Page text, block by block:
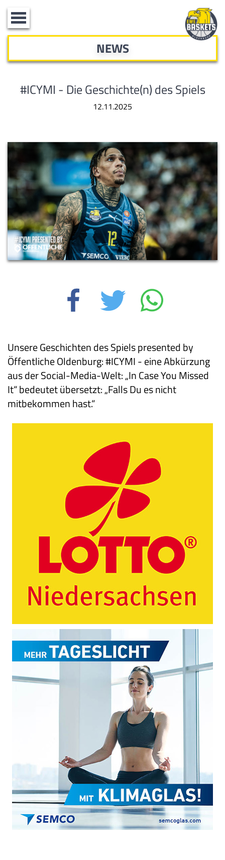
Toggle
navigation
NEWS
#ICYMI - Die Geschichte(n) des Spiels
12.11.2025
Unsere Geschichten des Spielspresentedby
Öffentliche Oldenburg: #ICYMI - eine Abkürzung
aus derSocial-Media-Welt:„In CaseYouMissed
It“bedeutet übersetzt:„Falls Du es nicht
mitbekommen hast.“